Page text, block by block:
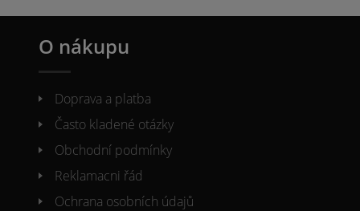
O nákupu
Doprava a platba
Často kladené otázky
Obchodní podmínky
Reklamacni řád
Ochrana osobních údajů